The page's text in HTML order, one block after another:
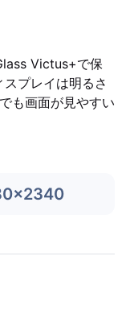
Victus+で保
プレイは明るさ
も画面が見やすい